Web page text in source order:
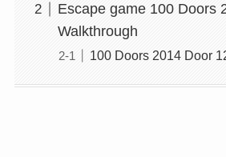
Escape game 100 Doors
Walkthrough
100 Doors 2014 Door